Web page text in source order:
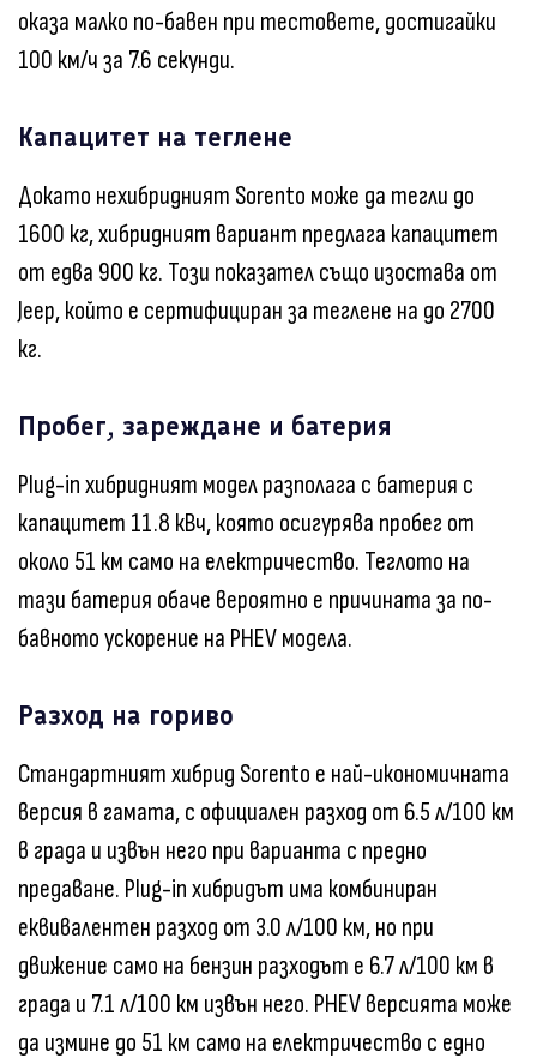
оказа малко по-бавен при тестовете, достигайки
100 км/ч за 7.6 секунди.
Капацитет на теглене
Докато нехибридният Sorento може да тегли до
1600 кг, хибридният вариант предлага капацитет
от едва 900 кг. Този показател също изостава от
Jeep, който е сертифициран за теглене на до 2700
кг.
Пробег, зареждане и батерия
Plug-in хибридният модел разполага с батерия с
капацитет 11.8 кВч, която осигурява пробег от
около 51 км само на електричество. Теглото на
тази батерия обаче вероятно е причината за по-
бавното ускорение на PHEV модела.
Разход на гориво
Стандартният хибрид Sorento е най-икономичната
версия в гамата, с официален разход от 6.5 л/100 км
в града и извън него при варианта с предно
предаване. Plug-in хибридът има комбиниран
еквивалентен разход от 3.0 л/100 км, но при
движение само на бензин разходът е 6.7 л/100 км в
града и 7.1 л/100 км извън него. PHEV версията може
да измине до 51 км само на електричество с едно